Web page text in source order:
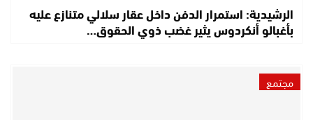
الرشيدية: استمرار الدفن داخل عقار سلالي متنازع عليه
بأغبالو أنكردوس يثير غضب ذوي الحقوق…
مجتمع